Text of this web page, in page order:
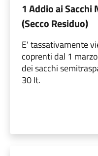
1 Addio ai
(Secco Residuo)
E' tassativamente
coprenti dal 1
dei sacchi
30 lt.